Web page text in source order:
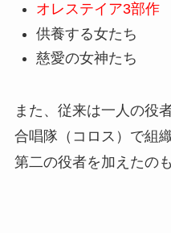
オレステイア3部作
供養する女たち
慈愛の女神たち
また、従来は一人の役
合唱隊（コロス）で組
第二の役者を加えたの